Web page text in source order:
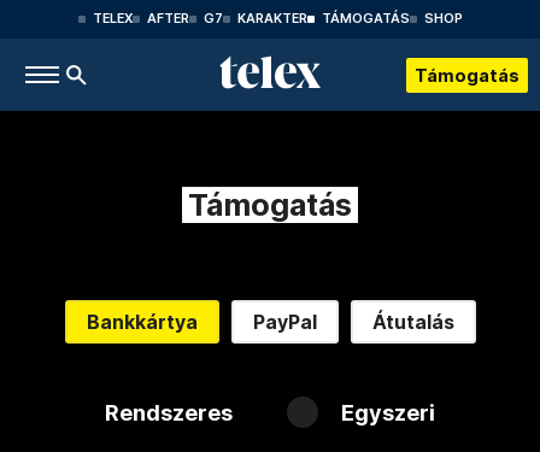
TELEX AFTER G7 KARAKTER TÁMOGATÁS SHOP
Támogatás
Támogatás
Bankkártya PayPal Átutalás
Rendszeres Egyszeri